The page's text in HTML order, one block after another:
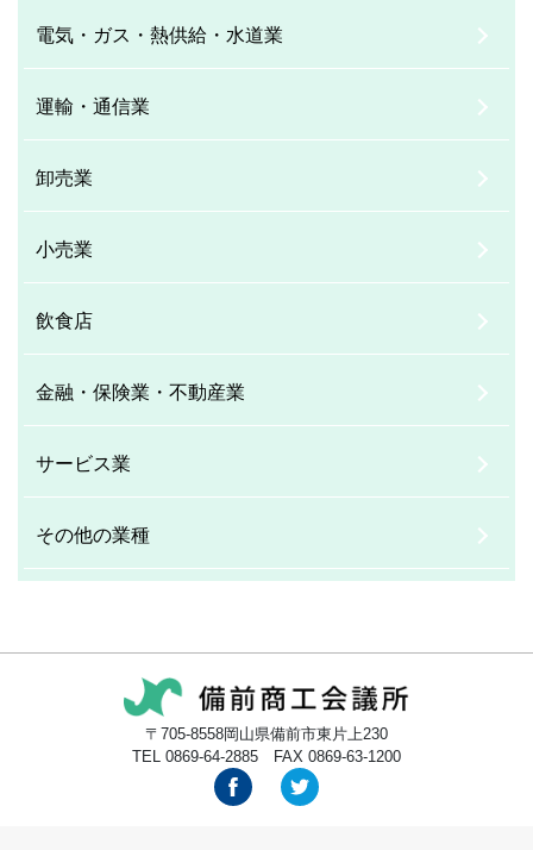
電気・ガス・熱供給・水道業
運輸・通信業
卸売業
小売業
飲食店
金融・保険業・不動産業
サービス業
その他の業種
〒705-8558岡山県備前市東片上230
TEL 0869-64-2885 FAX 0869-63-1200